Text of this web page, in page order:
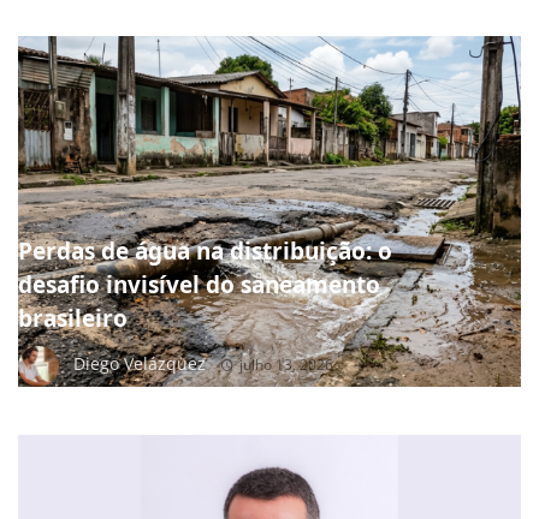
Perdas de água na distribuição: o
desafio invisível do saneamento
brasileiro
Diego Velázquez julho 13, 2026
NOTÍCIAS